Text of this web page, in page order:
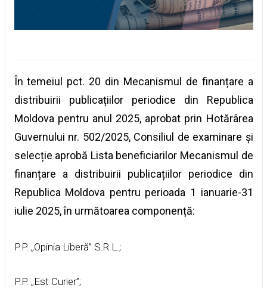
În temeiul pct. 20 din Mecanismul de finanțare a
distribuirii publicațiilor periodice din Republica
Moldova pentru anul 2025, aprobat prin Hotărârea
Guvernului nr. 502/2025, Consiliul de examinare și
selecție aprobă Lista beneficiarilor Mecanismul de
finanțare a distribuirii publicațiilor periodice din
Republica Moldova pentru perioada 1 ianuarie-31
iulie 2025, în următoarea componență:
P.P. „Opinia Liberă” S.R.L.;
P.P. „Est Сuriеr”;